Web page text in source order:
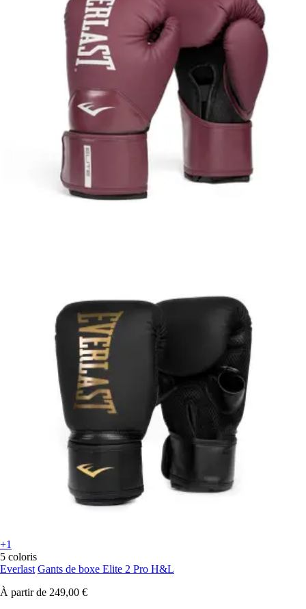
+1
5 coloris
Everlast Gants de boxe Elite 2 Pro H&L
À partir de 249,00 €